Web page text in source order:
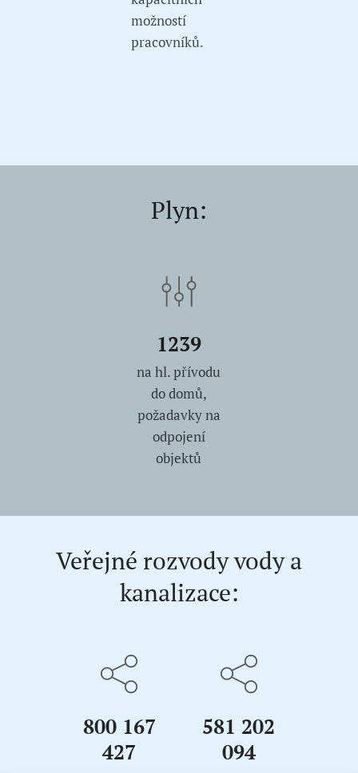
možností
pracovníků.
Plyn:
1239
na hl. přívodu
do domů,
požadavky na
odpojení
objektů
Veřejné rozvody vody a
kanalizace:
800 167
427
581 202
094